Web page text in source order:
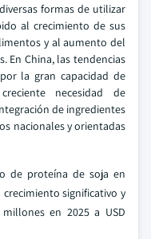
formas de utilizar
al crecimiento de sus
y al aumento del
En China, las tendencias
la gran capacidad de
necesidad de
de ingredientes
nacionales y orientadas
de proteína de soja en
significativo y
en 2025 a USD